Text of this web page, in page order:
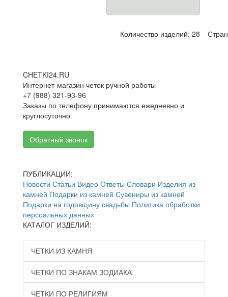
Количество изделий: 28
CHETKI24.RU
Интернет-магазин четок ручной работы
+7 (988) 321-93-96
Заказы по телефону принимаются ежедневно и
круглосуточно
Обратный звонок
ПУБЛИКАЦИИ:
Новости Статьи Видео Ответы Словари Изделия из
камней Подарки из камней Сувениры из камней
Подарки на годовщину свадьбы Политика обработки
персоальных данных
КАТАЛОГ ИЗДЕЛИЙ:
ЧЕТКИ ИЗ КАМНЯ
ЧЕТКИ ПО ЗНАКАМ ЗОДИАКА
ЧЕТКИ ПО РЕЛИГИЯМ